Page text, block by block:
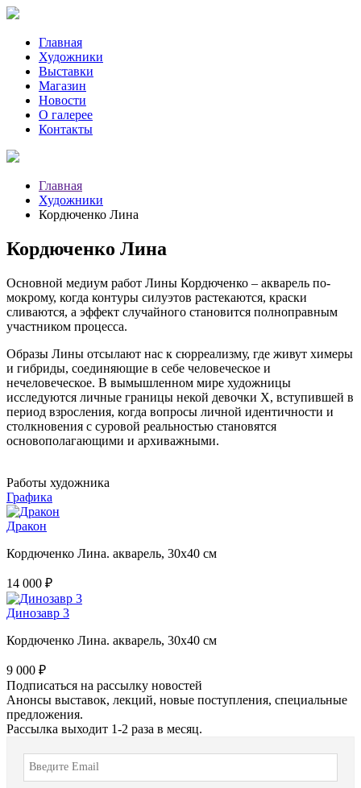
Главная
Художники
Выставки
Магазин
Новости
О галерее
Контакты
Главная
Художники
Кордюченко Лина
Кордюченко Лина
Основной медиум работ Лины Кордюченко – акварель по-
мокрому, когда контуры силуэтов растекаются, краски
сливаются, а эффект случайного становится полноправным
участником процесса.
Образы Лины отсылают нас к сюрреализму, где живут химеры
и гибриды, соединяющие в себе человеческое и
нечеловеческое. В вымышленном мире художницы
исследуются личные границы некой девочки Х, вступившей в
период взросления, когда вопросы личной идентичности и
столкновения с суровой реальностью становятся
основополагающими и архиважными.
Работы художника
Графика
Дракон
Кордюченко Лина. акварель, 30х40 см
14 000 ₽
Динозавр 3
Кордюченко Лина. акварель, 30х40 см
9 000 ₽
Подписаться на рассылку новостей
Анонсы выставок, лекций, новые поступления, специальные
предложения.
Рассылка выходит 1-2 раза в месяц.